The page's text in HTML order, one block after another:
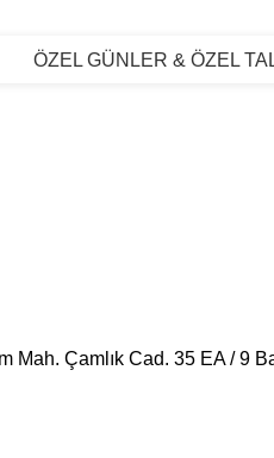
ÖZEL GÜNLER & ÖZEL
Mah. Çamlık Cad. 35 EA /